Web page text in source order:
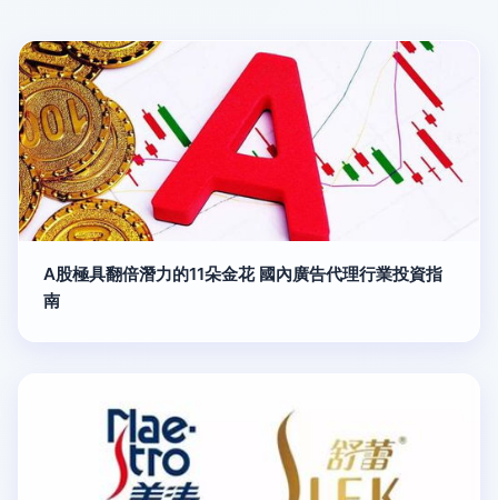
A股極具翻倍潛力的11朵金花 國內廣告代理行業投資指
南